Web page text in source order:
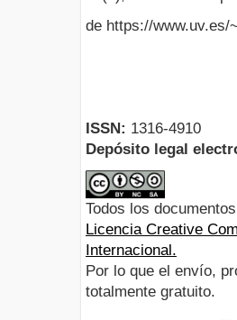
de https://www.uv.es/
ISSN: 1316-4910
Depósito legal
Todos los
Licencia Creative
Internacional.
Por lo que el envío,
totalmente gratuito.